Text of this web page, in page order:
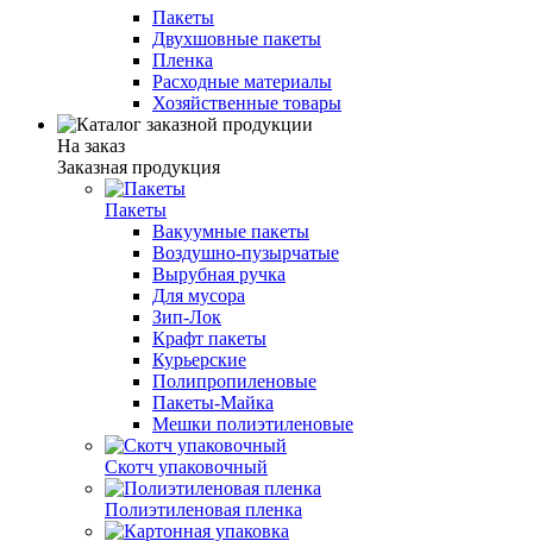
Пакеты
Двухшовные пакеты
Пленка
Расходные материалы
Хозяйственные товары
На заказ
Заказная продукция
Пакеты
Вакуумные пакеты
Воздушно-пузырчатые
Вырубная ручка
Для мусора
Зип-Лок
Крафт пакеты
Курьерские
Полипропиленовые
Пакеты-Майка
Мешки полиэтиленовые
Скотч упаковочный
Полиэтиленовая пленка